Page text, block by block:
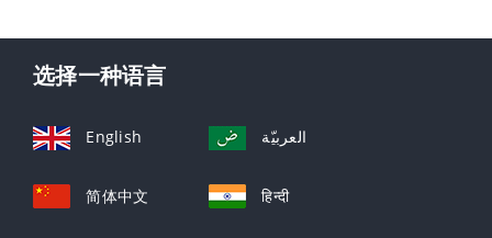
选择一种语言
English العربيّة
简体中文 हिन्दी